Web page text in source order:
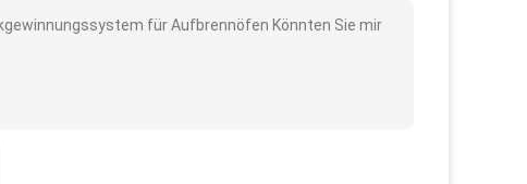
für Aufbrennöfen Könnten Sie mir